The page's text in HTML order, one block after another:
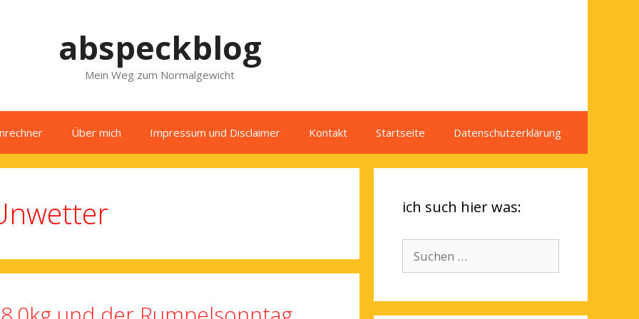
abspeckblog
Mein Weg zum Normalgewicht
Über mich Impressum und Disclaimer Kontakt Startseite Datenschutzerklärung
ich such hier was:
nach: